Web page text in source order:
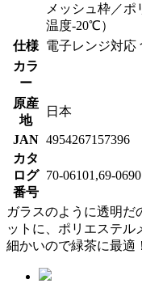
メッシュ枠／
温度-20℃）
仕様 電子レンジ対応
カラ
ー
原産
地
日本
JAN 4954267157396
カタ
ログ
番号
70-06101,69-
ガラスのように透明だ
ットに、ポリエステル
細かいので緑茶に最適